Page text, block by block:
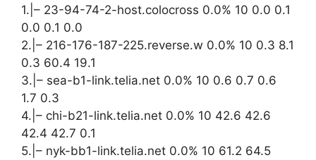
1.|– 23-94-74-2-host.colocross 0.0% 10 0.0 0.1
0.0 0.1 0.0
2.|– 216-176-187-225.reverse.w 0.0% 10 0.3 8.1
0.3 60.4 19.1
3.|– sea-b1-link.telia.net 0.0% 10 0.6 0.7 0.6
1.7 0.3
4.|– chi-b21-link.telia.net 0.0% 10 42.6 42.6
42.4 42.7 0.1
5.|– nyk-bb1-link.telia.net 0.0% 10 61.2 64.5